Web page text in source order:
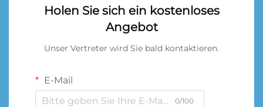
Holen Sie sich ein kostenloses
Angebot
Unser Vertreter wird Sie bald kontaktieren.
E-Mail
0/100